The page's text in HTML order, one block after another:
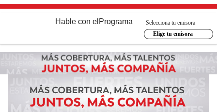
Hable con el Programa
Selecciona tu emisora
Elige tu emisora